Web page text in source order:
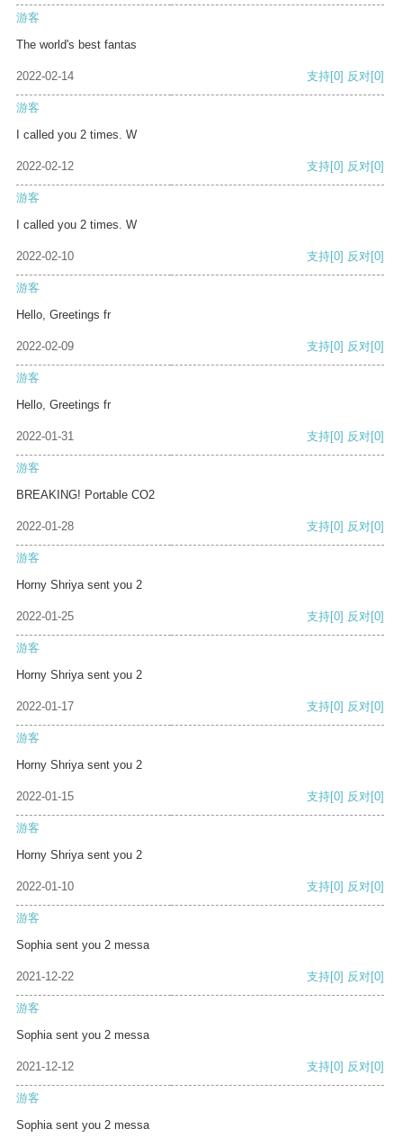
游客
The world's best fantas
2022-02-14 支持[0] 反对[0]
游客
I called you 2 times. W
2022-02-12 支持[0] 反对[0]
游客
I called you 2 times. W
2022-02-10 支持[0] 反对[0]
游客
Hello, Greetings fr
2022-02-09 支持[0] 反对[0]
游客
Hello, Greetings fr
2022-01-31 支持[0] 反对[0]
游客
BREAKING! Portable CO2
2022-01-28 支持[0] 反对[0]
游客
Horny Shriya sent you 2
2022-01-25 支持[0] 反对[0]
游客
Horny Shriya sent you 2
2022-01-17 支持[0] 反对[0]
游客
Horny Shriya sent you 2
2022-01-15 支持[0] 反对[0]
游客
Horny Shriya sent you 2
2022-01-10 支持[0] 反对[0]
游客
Sophia sent you 2 messa
2021-12-22 支持[0] 反对[0]
游客
Sophia sent you 2 messa
2021-12-12 支持[0] 反对[0]
游客
Sophia sent you 2 messa